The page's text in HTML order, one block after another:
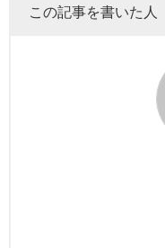
この記事を書いた人